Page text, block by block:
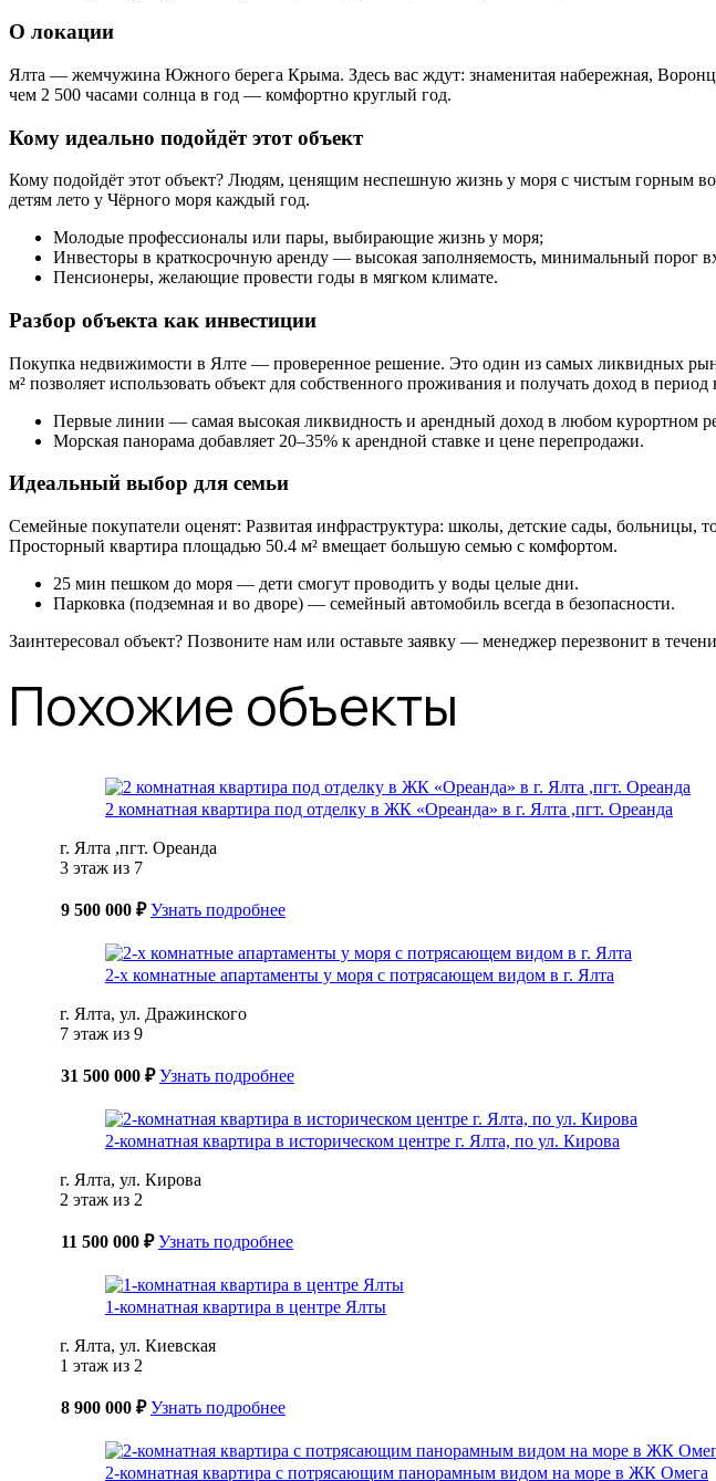
О локации
Ялта — жемчужина Южного берега Крыма. Здесь вас ждут: знаменитая набережная,
чем 2 500 часами солнца в год — комфортно круглый год.
Кому идеально подойдёт этот объект
Кому подойдёт этот объект? Людям, ценящим неспешную жизнь у моря с чистым горным
детям лето у Чёрного моря каждый год.
Молодые профессионалы или пары, выбирающие жизнь у моря;
Инвесторы в краткосрочную аренду — высокая заполняемость, минимальный порог
Пенсионеры, желающие провести годы в мягком климате.
Разбор объекта как инвестиции
Покупка недвижимости в Ялте — проверенное решение. Это один из самых ликвидных
м² позволяет использовать объект для собственного проживания и получать доход в период
Первые линии — самая высокая ликвидность и арендный доход в любом курортном
Морская панорама добавляет 20–35% к арендной ставке и цене перепродажи.
Идеальный выбор для семьи
Семейные покупатели оценят: Развитая инфраструктура: школы, детские сады, больницы,
Просторный квартира площадью 50.4 м² вмещает большую семью с комфортом.
25 мин пешком до моря — дети смогут проводить у воды целые дни.
Парковка (подземная и во дворе) — семейный автомобиль всегда в безопасности.
Заинтересовал объект? Позвоните нам или оставьте заявку — менеджер перезвонит в
Похожие объекты
2 комнатная квартира под отделку в ЖК «Ореанда» в г. Ялта ,пгт. Ореанда
г. Ялта ,пгт. Ореанда
3 этаж из 7
9 500 000 ₽ Узнать подробнее
2-х комнатные апартаменты у моря с потрясающем видом в г. Ялта
г. Ялта, ул. Дражинского
7 этаж из 9
31 500 000 ₽ Узнать подробнее
2-комнатная квартира в историческом центре г. Ялта, по ул. Кирова
г. Ялта, ул. Кирова
2 этаж из 2
11 500 000 ₽ Узнать подробнее
1-комнатная квартира в центре Ялты
г. Ялта, ул. Киевская
1 этаж из 2
8 900 000 ₽ Узнать подробнее
2-комнатная квартира с потрясающим панорамным видом на море в ЖК Омега